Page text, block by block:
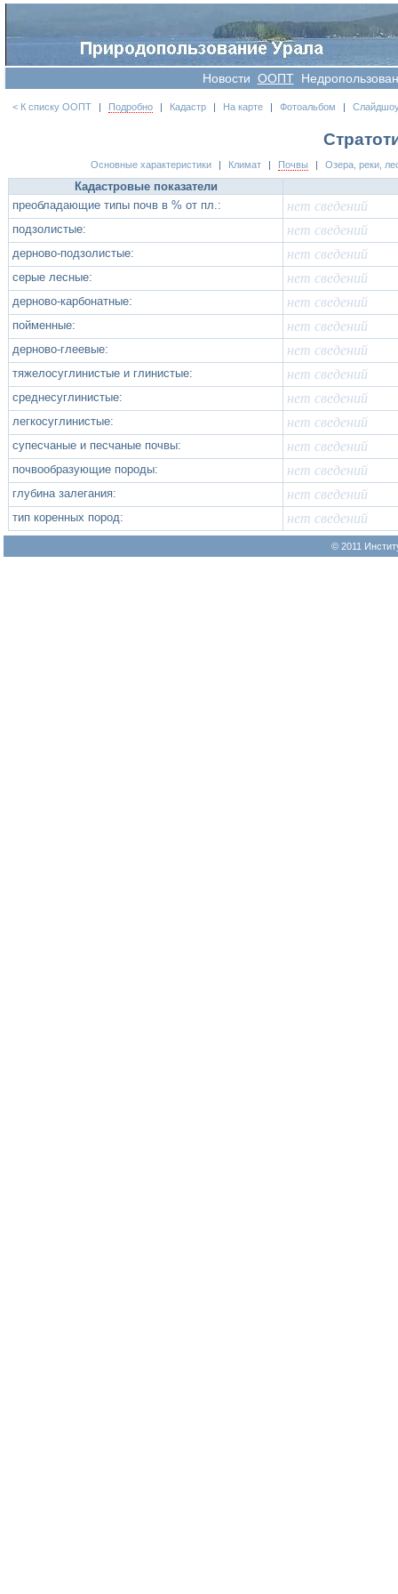
Новости OOПT
< К списку ООПТ | Подробно | Кадастр | На карте | Фотоальбом |
Основные характеристики Климат Почвы Озера, реки,
Кадастровые показатели
преобладающие типы почв в % от пл.:
нет сведений
подзолистые: нет сведений
дерново-подзолистые: нет сведений
серые лесные: нет сведений
дерново-карбонатные: нет сведений
пойменные: нет сведений
дерново-глеевые: нет сведений
тяжелосуглинистые и глинистые: нет сведений
среднесуглинистые: нет сведений
легкосуглинистые: нет сведений
супесчаные и песчаные почвы: нет сведений
почвообразующие породы: нет сведений
глубина залегания: нет сведений
тип коренных пород: нет сведений
© 2011